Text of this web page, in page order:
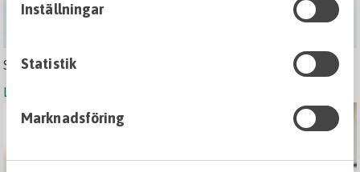
Inställningar
Statistik
Marknadsföring
Stolt samarbetspartner till Trafikkalendern
Läs mer